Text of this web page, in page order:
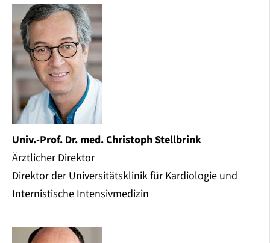
Univ.-Prof. Dr. med. Christoph Stellbrink
Ärztlicher Direktor
Direktor der Universitätsklinik für Kardiologie und
Internistische Intensivmedizin